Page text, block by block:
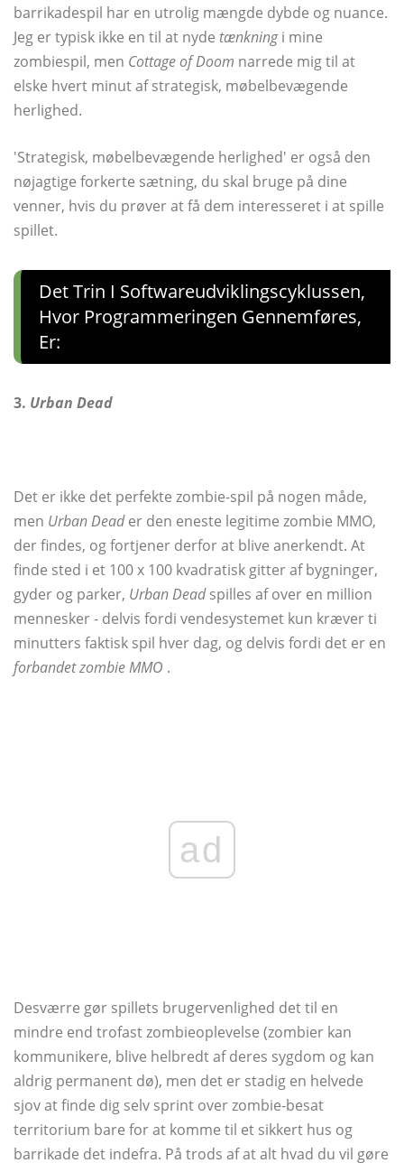
barrikadespil har en utrolig mængde dybde og nuance.
Jeg er typisk ikke en til at nyde tænkningi mine
zombiespil, men Cottage of Doom narrede mig til at
elske hvert minut af strategisk, møbelbevægende
herlighed.
'Strategisk, møbelbevægende herlighed' er også den
nøjagtige forkerte sætning, du skal bruge på dine
venner, hvis du prøver at få dem interesseret i at spille
spillet.
Det Trin I Softwareudviklingscyklussen,
Hvor Programmeringen Gennemføres,
Er:
3. Urban Dead
Det er ikke det perfekte zombie-spil på nogen måde,
men Urban Deader den eneste legitime zombie MMO,
der findes, og fortjener derfor at blive anerkendt. At
finde sted i et 100 x 100 kvadratisk gitter af bygninger,
gyder og parker, Urban Deadspilles af over en million
mennesker - delvis fordi vendesystemet kun kræver ti
minutters faktisk spil hver dag, og delvis fordi det er en
forbandet zombie MMO .
ad
Desværre gør spillets brugervenlighed det til en
mindre end trofast zombieoplevelse (zombier kan
kommunikere, blive helbredt af deres sygdom og kan
aldrig permanent dø), men det er stadig en helvede
sjov at finde dig selv sprint over zombie-besat
territorium bare for at komme til et sikkert hus og
barrikade det indefra. På trods af at alt hvad du vil gøre